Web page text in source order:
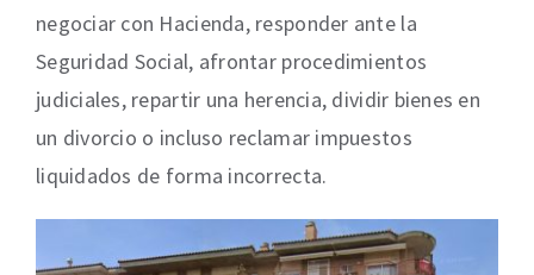
negociar con Hacienda, responder ante la
Seguridad Social, afrontar procedimientos
judiciales, repartir una herencia, dividir bienes en
un divorcio o incluso reclamar impuestos
liquidados de forma incorrecta.